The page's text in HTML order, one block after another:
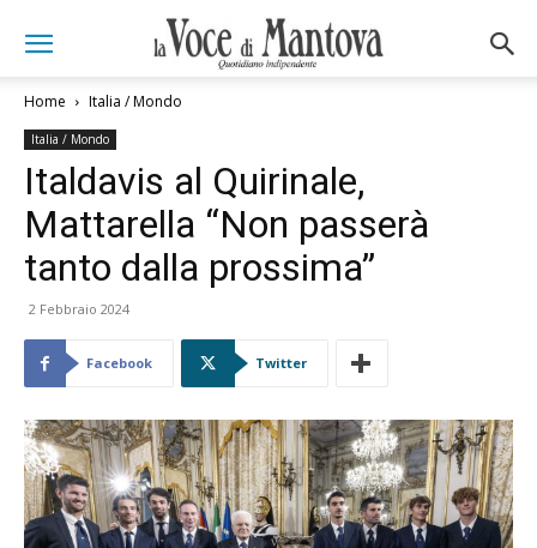
Home Italia / Mondo
Italia / Mondo
Italdavis al Quirinale,
Mattarella “Non passerà
tanto dalla prossima”
2 Febbraio 2024
Facebook Twitter